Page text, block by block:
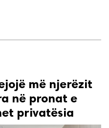
më njerëzit
në pronat e
privatësia